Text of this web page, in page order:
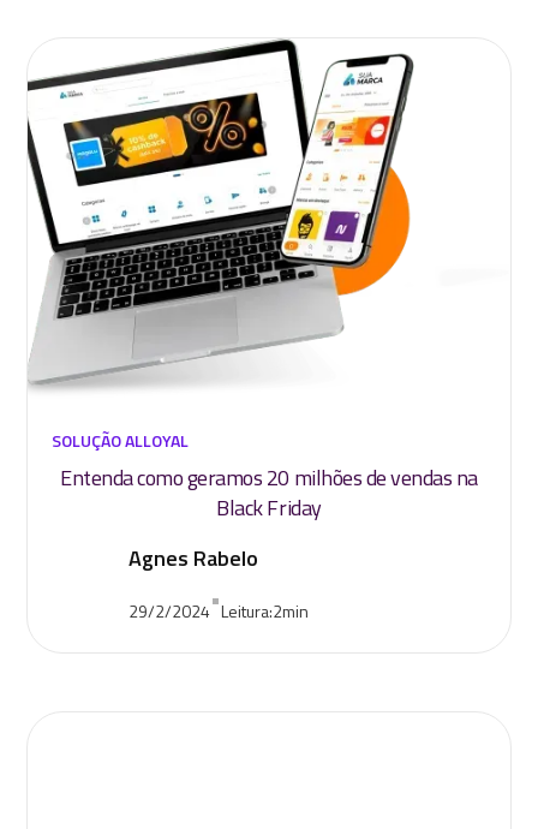
SOLUÇÃO ALLOYAL
Entenda como geramos 20 milhões de vendas na
Black Friday
Agnes Rabelo
29/2/2024•Leitura:2min